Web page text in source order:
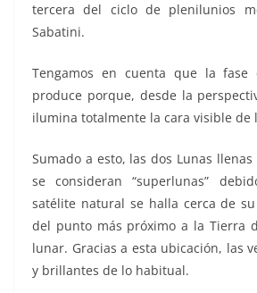
tercera del ciclo de plenilunios
Sabatini.
Tengamos en cuenta que la
produce porque, desde la
ilumina totalmente la cara visible de
Sumado a esto, las dos Lunas
se consideran “superlunas”
satélite natural se halla cerca de
del punto más próximo a la Tierra
lunar. Gracias a esta ubicación, las
y brillantes de lo habitual.